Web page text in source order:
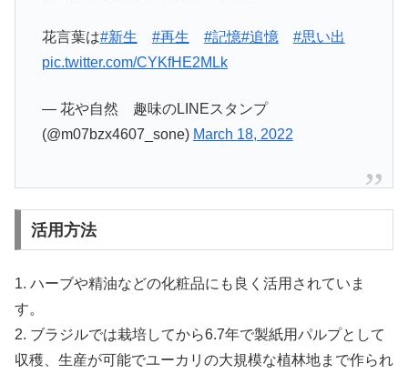
花言葉は#新生 #再生 #記憶#追憶
#思い出
pic.twitter.com/CYKfHE2MLk
— 花や自然 趣味のLINEスタンプ
(@m07bzx4607_sone) March 18, 2022
活用方法
1. ハーブや精油などの化粧品にも良く活用されていま
す。
2. ブラジルでは栽培してから6.7年で製紙用パルプとして
収穫、生産が可能でユーカリの大規模な植林地まで作られ